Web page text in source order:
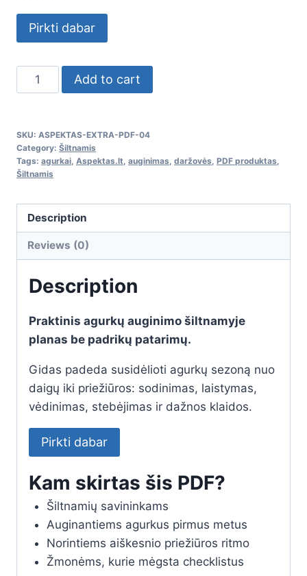
Pirkti dabar
Agurkų
auginimo
gidas
quantity
Add to cart
SKU: ASPEKTAS-EXTRA-PDF-04
Category: Šiltnamis
Tags: agurkai, Aspektas.lt, auginimas, daržovės, PDF produktas,
Šiltnamis
Description
Reviews (0)
Description
Praktinis agurkų auginimo šiltnamyje
planas be padrikų patarimų.
Gidas padeda susidėlioti agurkų sezoną nuo
daigų iki priežiūros: sodinimas, laistymas,
vėdinimas, stebėjimas ir dažnos klaidos.
Pirkti dabar
Kam skirtas šis PDF?
Šiltnamių savininkams
Auginantiems agurkus pirmus metus
Norintiems aiškesnio priežiūros ritmo
Žmonėms, kurie mėgsta checklistus